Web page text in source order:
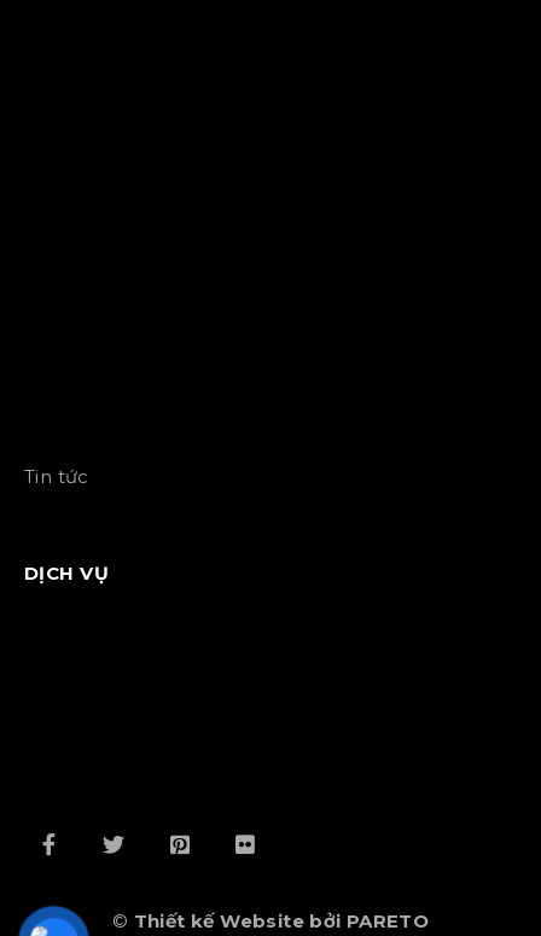
Tin tức
DỊCH VỤ
© Thiết kế Website bởi PARETO